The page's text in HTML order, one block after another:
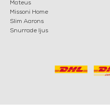
Mateus
Missoni Home
Slim Aarons
Snurrade ljus